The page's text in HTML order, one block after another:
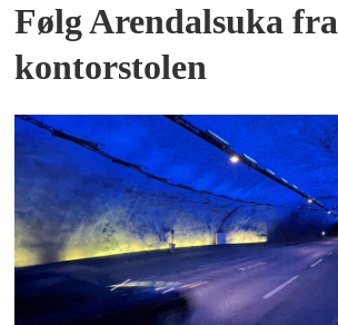
Følg Arendalsuka fra
kontorstolen